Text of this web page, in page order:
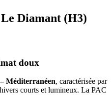
Le Diamant (H3)
doux
Méditerranéen, caractérisée par
courts et lumineux. La PAC